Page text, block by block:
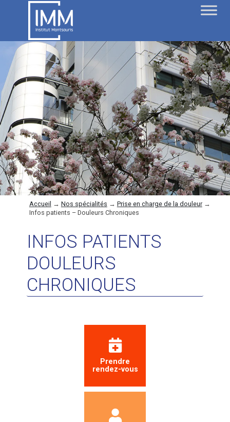
Accueil → Nos spécialités → Prise en charge de la douleur→
Infos patients – Douleurs Chroniques
INFOS PATIENTS
DOULEURS
CHRONIQUES
Prendre
rendez-vous